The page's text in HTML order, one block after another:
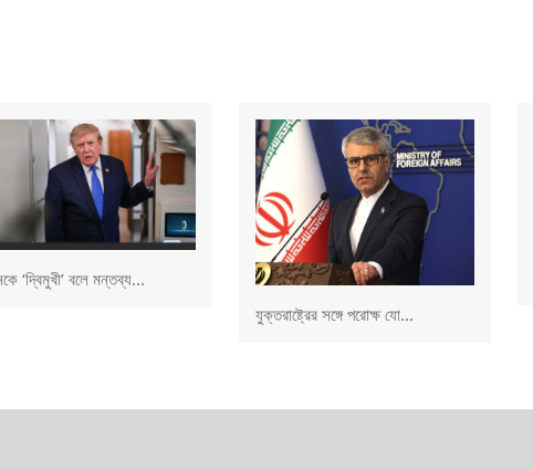
‘দ্বিমুখী’ বলে মন্তব্য...
যুক্তরাষ্ট্রের সঙ্গে পরোক্ষ যো...